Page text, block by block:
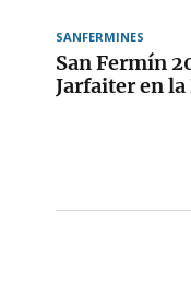
SANFERMINES
San Fermín
Jarfaiter en